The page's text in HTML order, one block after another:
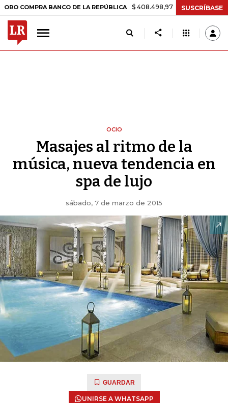
BANCO DE LA REPÚBLICA $ 408.498,97 +$ 8.753,81 +2,19%
SUSCRÍBASE
OCIO
Masajes al ritmo de la
música, nueva tendencia en
spa de lujo
sábado, 7 de marzo de 2015
GUARDAR
UNIRSE A WHATSAPP